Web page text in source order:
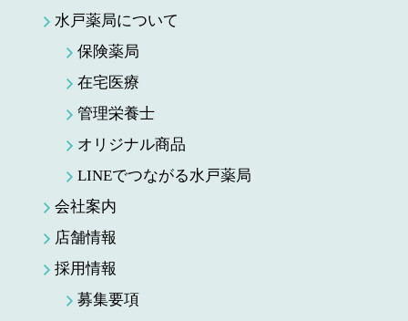
水戸薬局について
保険薬局
在宅医療
管理栄養士
オリジナル商品
LINEでつながる水戸薬局
会社案内
店舗情報
採用情報
募集要項